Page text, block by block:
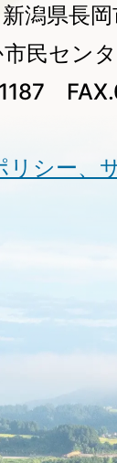
潟県長岡
市民セン
リシー、